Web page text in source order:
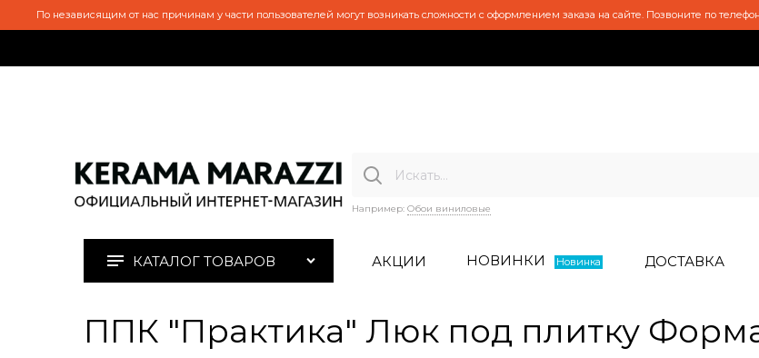
По независящим от нас причинам у части пользователей могут возникать сложности с оформлением заказа на сайте. Позвоните по
Например: Обои виниловые
КАТАЛОГ ТОВАРОВ АКЦИИ НОВИНКИ Новинка ДОСТАВКА
ППК "Практика" Люк под плитку